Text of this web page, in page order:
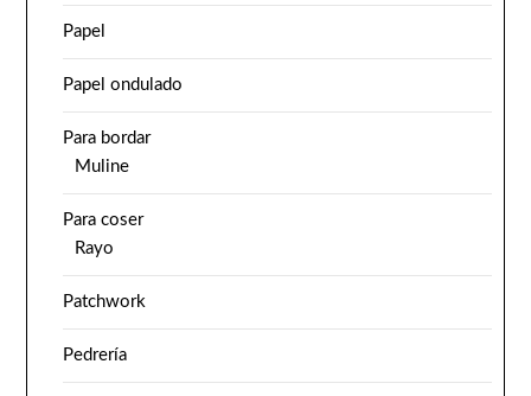
Papel
Papel ondulado
Para bordar
Muline
Para coser
Rayo
Patchwork
Pedrería